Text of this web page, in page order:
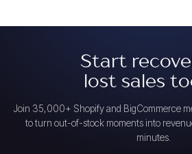
Start
lost sales
Join 35,000+ Shopify and BigCommerce
to turn out-of-stock moments into
minutes.